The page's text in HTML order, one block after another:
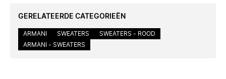
GERELATEERDE CATEGORIEËN
ARMANI SWEATERS
SWEATERS - ROOD
ARMANI - SWEATERS